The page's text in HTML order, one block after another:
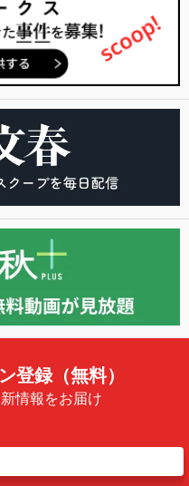
登録（無料）
情報をお届け